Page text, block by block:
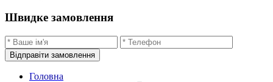
Швидке замовлення
Відправіти замовлення
Головна